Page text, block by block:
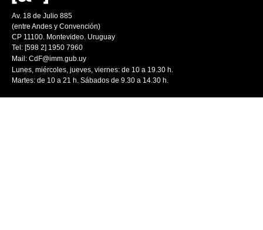
Av. 18 de Julio 885
(entre Andes y Convención)
CP 11100. Montevideo. Uruguay
Tel: [598 2] 1950 7960
Mail: CdF@imm.gub.uy
Lunes, miércoles, jueves, viernes: de 10 a 19.30 h.
Martes: de 10 a 21 h. Sábados de 9.30 a 14.30 h.